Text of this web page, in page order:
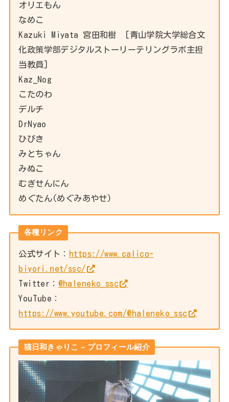
オリエもん
なめこ
Kazuki Miyata 宮田和樹 [青山学院大学総合文
化政策学部デジタルストーリーテリングラボ主担
当教員]
Kaz_Nog
こたのわ
デルチ
DrNyao
ひびき
みとちゃん
みぬこ
むぎせんにん
めぐたん(めぐみあやせ)
各種リンク
公式サイト： https://www.calico-
biyori.net/ssc/
Twitter： @haleneko_ssc
YouTube：
https://www.youtube.com/@haleneko_ssc
猫日和きゃりこ – プロフィール紹介